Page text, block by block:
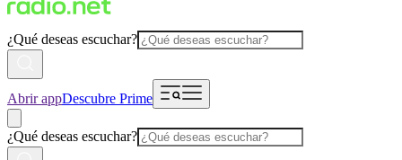
¿Qué deseas escuchar?
Abrir appDescubre Prime
¿Qué deseas escuchar?